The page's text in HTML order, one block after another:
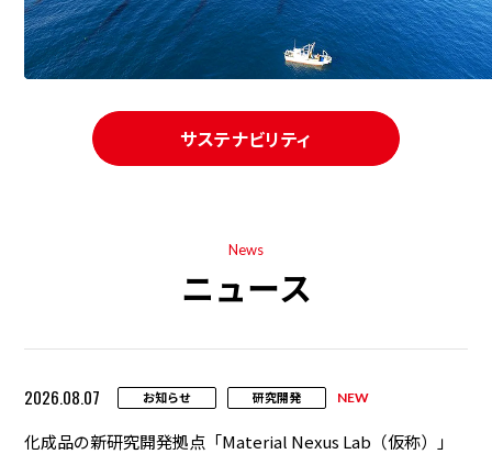
サステナビリティ
News
ニュース
2026.08.07 お知らせ 研究開発 NEW
化成品の新研究開発拠点「Material Nexus Lab（仮称）」